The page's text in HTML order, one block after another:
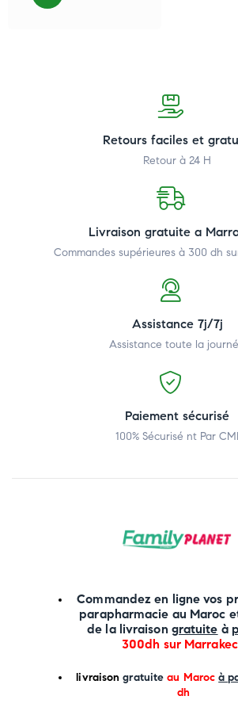
Retours faciles et
Retour à 24 H
Livraison gratuite a
Commandes supérieures à 300 dh
Assistance 7j/7j
Assistance toute la
Paiement sécurisé
100% Sécurisé nt Par CMI
Commandez en ligne vos
parapharmacie au Maroc
de la livraison gratuite à
300dh sur
livraison gratuite au Maroc à
dh